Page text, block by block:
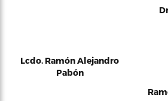
Lcdo. Ramón Alejandro
Pabón